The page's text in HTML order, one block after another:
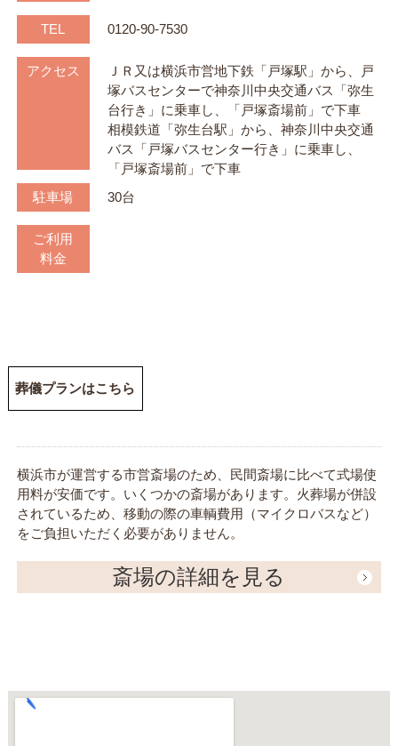
TEL 0120-90-7530
アクセス
ＪＲ又は横浜市営地下鉄「戸塚駅」から、戸
塚バスセンターで神奈川中央交通バス「弥生
台行き」に乗車し、「戸塚斎場前」で下車
相模鉄道「弥生台駅」から、神奈川中央交通
バス「戸塚バスセンター行き」に乗車し、
「戸塚斎場前」で下車
駐車場
30台
ご利用
料金
葬儀プランはこちら
横浜市が運営する市営斎場のため、民間斎場に比べて式場使
用料が安価です。いくつかの斎場があります。火葬場が併設
されているため、移動の際の車輌費用（マイクロバスなど）
をご負担いただく必要がありません。
斎場の詳細を見る